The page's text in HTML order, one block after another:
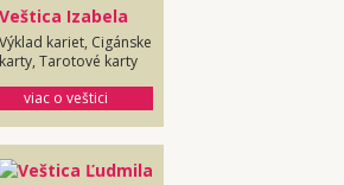
Veštica Izabela
Výklad kariet, Cigánske
karty, Tarotové karty
viac o veštici